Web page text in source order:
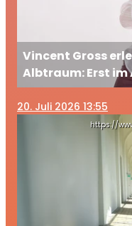
Vincent Gross
Albtraum: Erst
ausgesperrt
20. Juli 2026 13:55
https://